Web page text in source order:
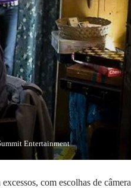
Entertainment
com escolhas de câmera